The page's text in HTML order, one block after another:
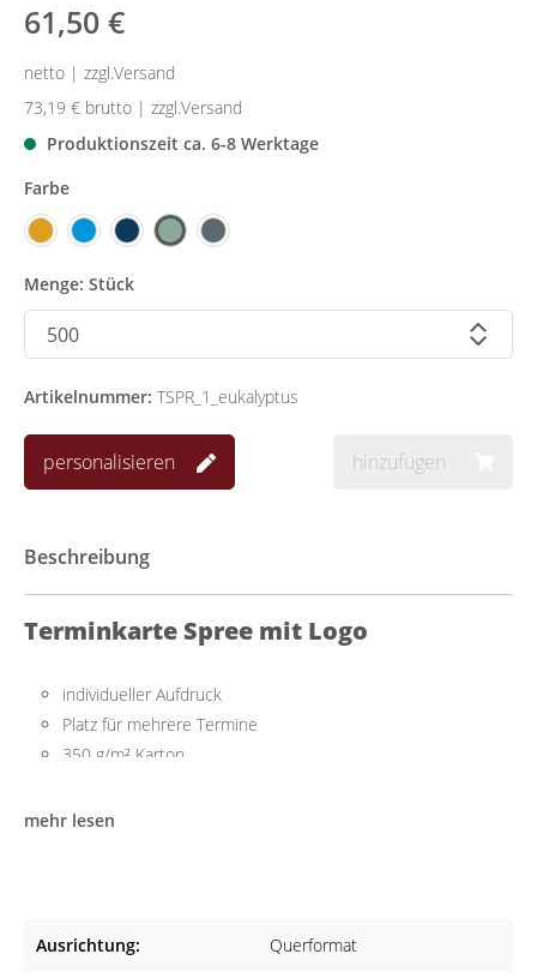
61,50 €
netto | zzgl.Versand
73,19 € brutto | zzgl.Versand
Produktionszeit ca. 6-8 Werktage
Farbe
Menge: Stück
Artikelnummer: TSPR_1_eukalyptus
personalisieren hinzufügen
Beschreibung
Terminkarte Spree mit Logo
individueller Aufdruck
Platz für mehrere Termine
350 g/m² Karton
Praktisch für mehrere Termine
mehr lesen
Ausrichtung: Querformat